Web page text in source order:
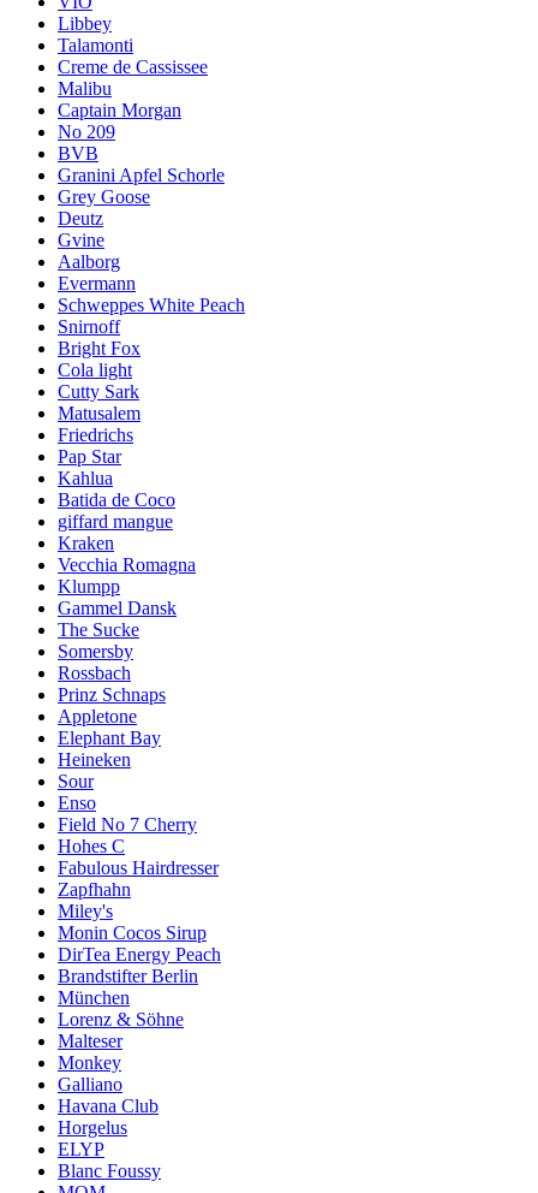
Libbey
Talamonti
Creme de Cassissee
Malibu
Captain Morgan
No 209
BVB
Granini Apfel Schorle
Grey Goose
Deutz
Gvine
Aalborg
Evermann
Schweppes White Peach
Snirnoff
Bright Fox
Cola light
Cutty Sark
Matusalem
Friedrichs
Pap Star
Kahlua
Batida de Coco
giffard mangue
Kraken
Vecchia Romagna
Klumpp
Gammel Dansk
The Sucke
Somersby
Rossbach
Prinz Schnaps
Appletone
Elephant Bay
Heineken
Sour
Enso
Field No 7 Cherry
Hohes C
Fabulous Hairdresser
Zapfhahn
Miley's
Monin Cocos Sirup
DirTea Energy Peach
Brandstifter Berlin
München
Lorenz & Söhne
Malteser
Monkey
Galliano
Havana Club
Horgelus
ELYP
Blanc Foussy